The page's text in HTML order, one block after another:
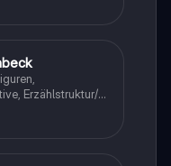
Erzählstruktur/-